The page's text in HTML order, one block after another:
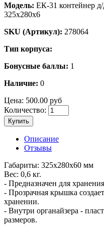
Модель: EК-31 контейнер
325х280х6
SKU (Артикул): 278064
Тип корпуса:
Бонусные баллы: 1
Наличие: 0
Цена: 500.00 руб
Количество:
Купить
Описание
Отзывы
Габариты: 325х280х60 мм
Вес: 0,6 кг.
- Предназначен для
- Прозрачная крышка
хранении.
- Внутри органайзера -
размеров.